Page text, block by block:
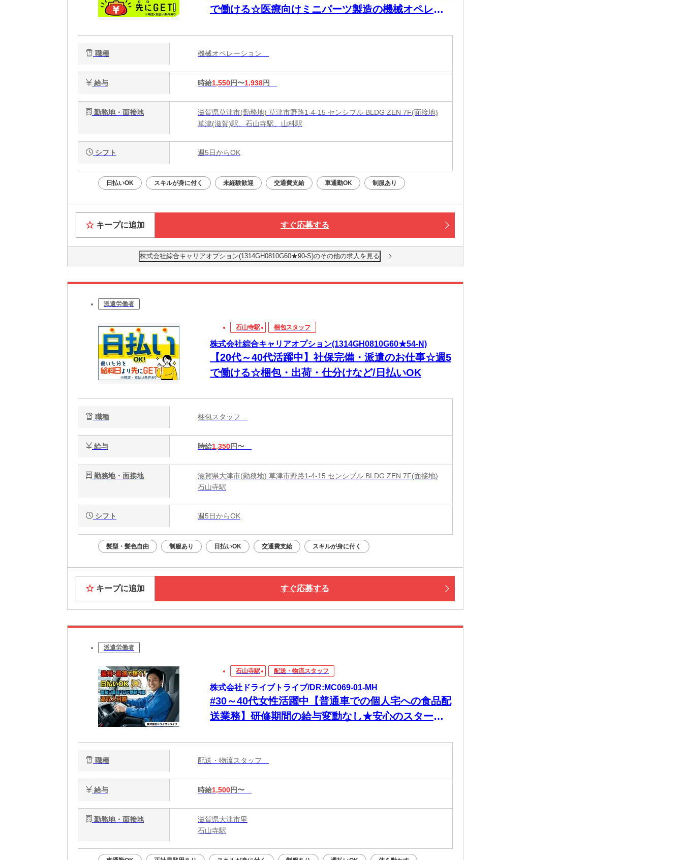
で働ける☆医療向けミニパーツ製造の機械オペレー
職種 機械オペレーション
給与 時給1,550円〜1,938円
勤務地・面接地
滋賀県草津市(勤務地) 草津市野路1-4-15 センシブル BLDG ZEN 7F(面接地)
草津(滋賀)駅、石山寺駅、山科駅
シフト 週5日からOK
日払いOK スキルが身に付く 未経験歓迎 交通費支給 車通勤OK 制服あり
キープに追加 すぐ応募する
株式会社綜合キャリアオプション(1314GH0810G60★90-S)のその他の求人を見る
派遣労働者
石山寺駅 梱包スタッフ
株式会社綜合キャリアオプション(1314GH0810G60★54-N)
【20代～40代活躍中】社保完備・派遣のお仕事☆週5
で働ける☆梱包・出荷・仕分けなど/日払いOK
職種 梱包スタッフ
給与 時給1,350円〜
勤務地・面接地
滋賀県大津市(勤務地) 草津市野路1-4-15 センシブル BLDG ZEN 7F(面接地)
石山寺駅
シフト 週5日からOK
髪型・髪色自由 制服あり 日払いOK 交通費支給 スキルが身に付く
キープに追加 すぐ応募する
派遣労働者
石山寺駅 配送・物流スタッフ
株式会社ドライブトライブ/DR:MC069-01-MH
#30～40代女性活躍中【普通車での個人宅への食品配
送業務】研修期間の給与変動なし★安心のスター
職種 配送・物流スタッフ
給与 時給1,500円〜
勤務地・面接地
滋賀県大津市里
石山寺駅